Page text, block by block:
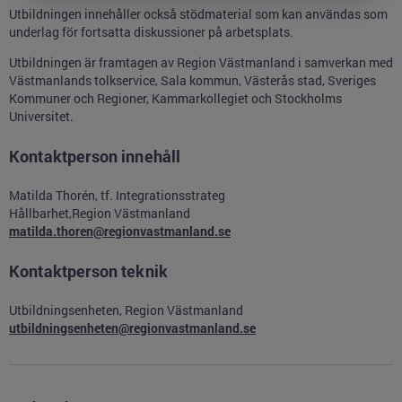
Utbildningen innehåller också stödmaterial som kan användas som
underlag för fortsatta diskussioner på arbetsplats.
Utbildningen är framtagen av Region Västmanland i samverkan med
Västmanlands tolkservice, Sala kommun, Västerås stad, Sveriges
Kommuner och Regioner, Kammarkollegiet och Stockholms
Universitet.
Kontaktperson innehåll
Matilda Thorén, tf. Integrationsstrateg
Hållbarhet,Region Västmanland
matilda.thoren@regionvastmanland.se
Kontaktperson teknik
Utbildningsenheten, Region Västmanland
utbildningsenheten@regionvastmanland.se